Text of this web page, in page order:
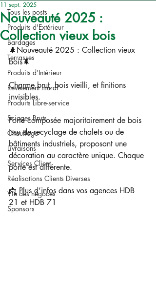
Tous les posts
Produits d'Extérieur
Bardages
Terrasses
Produits d'Intérieur
Revêtement mural
Produits Libre-service
Sciages Bruts
Chauffage
Livraisons
Services Client
Réalisations Clients Diverses
Vie des négoces
Sponsors
Nouveauté 2025 :
Collection vieux bois
11 sept. 2025
🌲Nouveauté 2025 : Collection vieux
bois🌲
Charme brut, bois vieilli, et finitions
invisibles.
Porte composée majoritairement de bois
issu de recyclage de chalets ou de
bâtiments industriels, proposant une
décoration au caractère unique. Chaque
porte est différente.
📩 Plus d’infos dans vos agences HDB
21 et HDB 71